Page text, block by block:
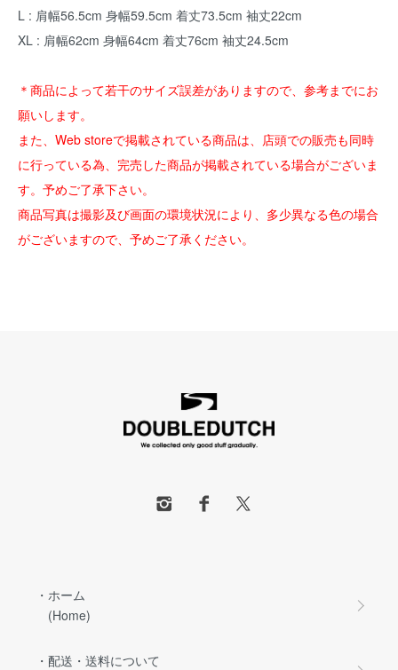
L : 肩幅56.5cm 身幅59.5cm 着丈73.5cm 袖丈22cm
XL : 肩幅62cm 身幅64cm 着丈76cm 袖丈24.5cm
＊商品によって若干のサイズ誤差がありますので、参考までにお
願いします。
また、Web storeで掲載されている商品は、店頭での販売も同時
に行っている為、完売した商品が掲載されている場合がございま
す。予めご了承下さい。
商品写真は撮影及び画面の環境状況により、多少異なる色の場合
がございますので、予めご了承ください。
・ホーム
(Home)
・配送・送料について